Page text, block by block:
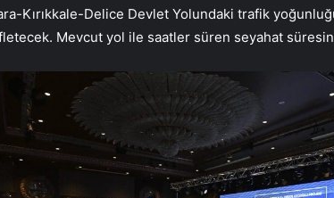
Kırıkkale-Delice Devlet Yolundaki trafik
Mevcut yol ile saatler süren seyahat